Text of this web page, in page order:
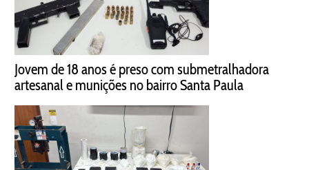
Jovem de 18 anos é preso com submetralhadora
artesanal e munições no bairro Santa Paula